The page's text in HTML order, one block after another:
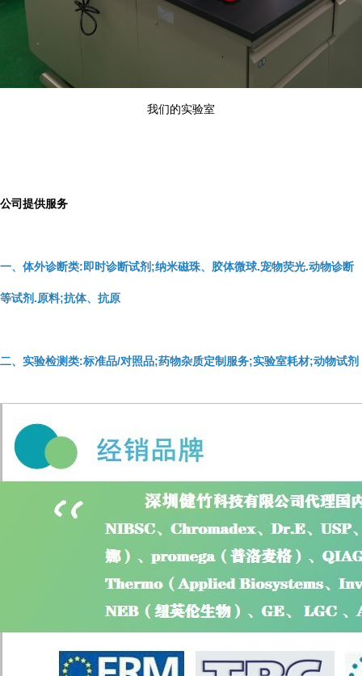
我们的实验室
公司提供服务
一、体外诊断类:即时诊断试剂;纳米磁珠、胶体微球.宠物荧光.动物诊断
等试剂.原料;抗体、抗原
二、实验检测类:标准品/对照品;药物杂质定制服务;实验室耗材;动物试剂